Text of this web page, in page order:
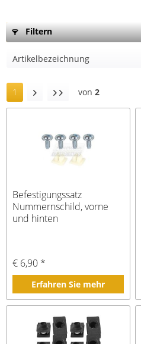
Filtern
1 von 2
Befestigungssatz
Nummernschild, vorne
und hinten
€ 6,90 *
Erfahren Sie mehr